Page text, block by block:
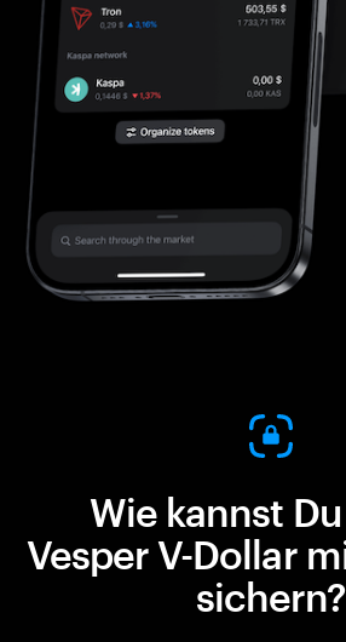
Wie kannst
Vesper V-Dollar
sichern?